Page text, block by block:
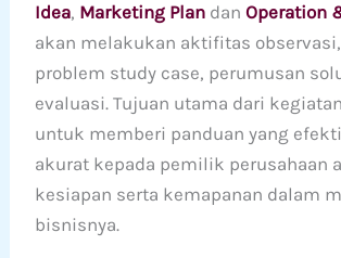
Idea, Marketing Plandan Operation
akan melakukan aktifitas observasi,
problem study case, perumusan
evaluasi. Tujuan utama dari
untuk memberi panduan yang
akurat kepada pemilik perusahaan
kesiapan serta kemapanan dalam
bisnisnya.